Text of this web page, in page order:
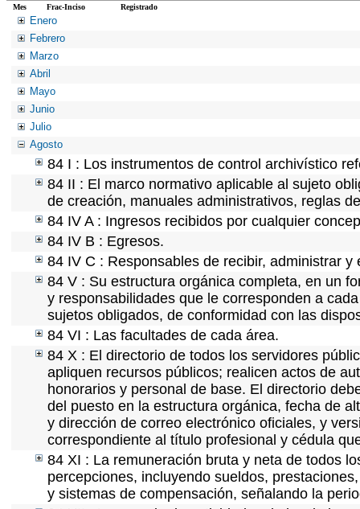
Mes Frac-Inciso Registrado
Enero
Febrero
Marzo
Abril
Mayo
Junio
Julio
Agosto
84 I : Los instrumentos de control archivístico
84 II : El marco normativo aplicable al sujeto
de creación, manuales administrativos, reglas
84 IV A : Ingresos recibidos por cualquier
84 IV B : Egresos.
84 IV C : Responsables de recibir, administrar y
84 V : Su estructura orgánica completa, en un
y responsabilidades que le corresponden a
sujetos obligados, de conformidad con las
84 VI : Las facultades de cada área.
84 X : El directorio de todos los servidores
apliquen recursos públicos; realicen actos de
honorarios y personal de base. El directorio
del puesto en la estructura orgánica, fecha de
y dirección de correo electrónico oficiales, y
correspondiente al título profesional y cédula
84 XI : La remuneración bruta y neta de todos
percepciones, incluyendo sueldos,
y sistemas de compensación, señalando la